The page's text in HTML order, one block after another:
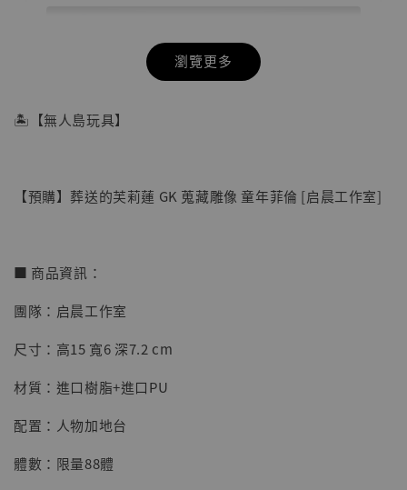
【店內現貨】七龍珠 系列蒐藏雕像 悟空 鳥山
NT$ 4,280
NT$ 5,580
瀏覽更多
🏝【無人島玩具】
【預購】葬送的芙莉蓮 GK 蒐藏雕像 童年菲倫 [启晨工作室]
■ 商品資訊：
團隊：启晨工作室
尺寸：高15 寬6 深7.2 cm
材質：進口樹脂+進口PU
配置：人物加地台
體數：限量88體